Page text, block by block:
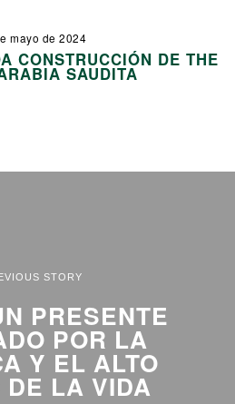
mayo de 2024
CONSTRUCCIÓN DE THE
SAUDITA
STORY
PRESENTE
POR LA
Y EL ALTO
DE LA VIDA